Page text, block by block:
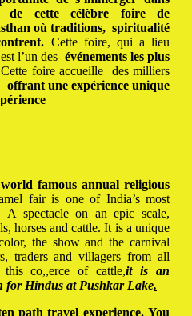
de cette célèbre foire de
où traditions, spiritualité
Cette foire, qui a lieu
l’un des événements les plus
Cette foire accueille
des milliers
offrant une expérience unique
famous annual religious
fair is one of India’s most
A spectacle on an epic scale,
horses and cattle. It is a unique
the show and the carnival
traders and villagers from all
co,,erce of cattle,it is an
for Hindus at Pushkar Lake.
path travel experience. You